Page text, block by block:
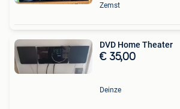
Zemst
DVD Home Theater
€ 35,00
Deinze